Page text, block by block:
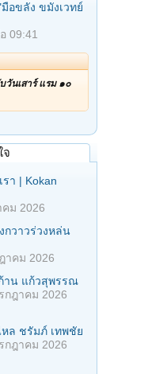
อขลัง ขมังเวทย์
09:41
นเสาร์ แรม ๑๐
จ
า | Kokan
ม 2026
กวาวร่วงหล่น
าคม 2026
าน แก้วสุพรรณ
กฎาคม 2026
หล ชรัมภ์ เทพชัย
กฎาคม 2026